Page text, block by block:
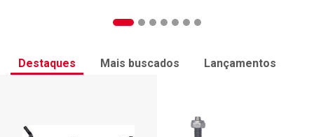
Destaques Mais buscados Lançamentos